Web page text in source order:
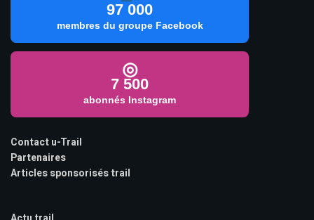
97 000
membres du groupe Facebook
◎
7 500
abonnés Instagram
Contact u-Trail
Partenaires
Articles sponsorisés trail